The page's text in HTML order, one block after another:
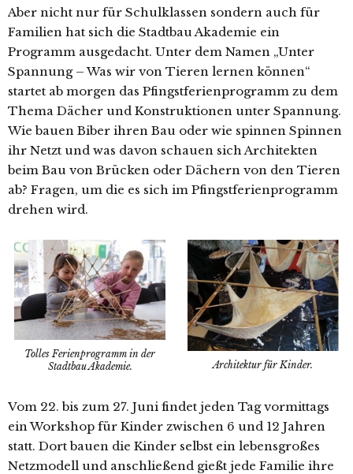
Aber nicht nur für Schulklassen sondern auch für
Familien hat sich die Stadtbau Akademie ein
Programm ausgedacht. Unter dem Namen „Unter
Spannung – Was wir von Tieren lernen können“
startet ab morgen das Pfingstferienprogramm zu dem
Thema Dächer und Konstruktionen unter Spannung.
Wie bauen Biber ihren Bau oder wie spinnen Spinnen
ihr Netzt und was davon schauen sich Architekten
beim Bau von Brücken oder Dächern von den Tieren
ab? Fragen, um die es sich im Pfingstferienprogramm
drehen wird.
Tolles Ferienprogramm in der
Stadtbau Akademie.
Architektur für Kinder.
Vom 22. bis zum 27. Juni findet jeden Tag vormittags
ein Workshop für Kinder zwischen 6 und 12 Jahren
statt. Dort bauen die Kinder selbst ein lebensgroßes
Netzmodell und anschließend gießt jede Familie ihre